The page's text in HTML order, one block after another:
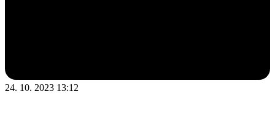
24. 10. 2023 13:12